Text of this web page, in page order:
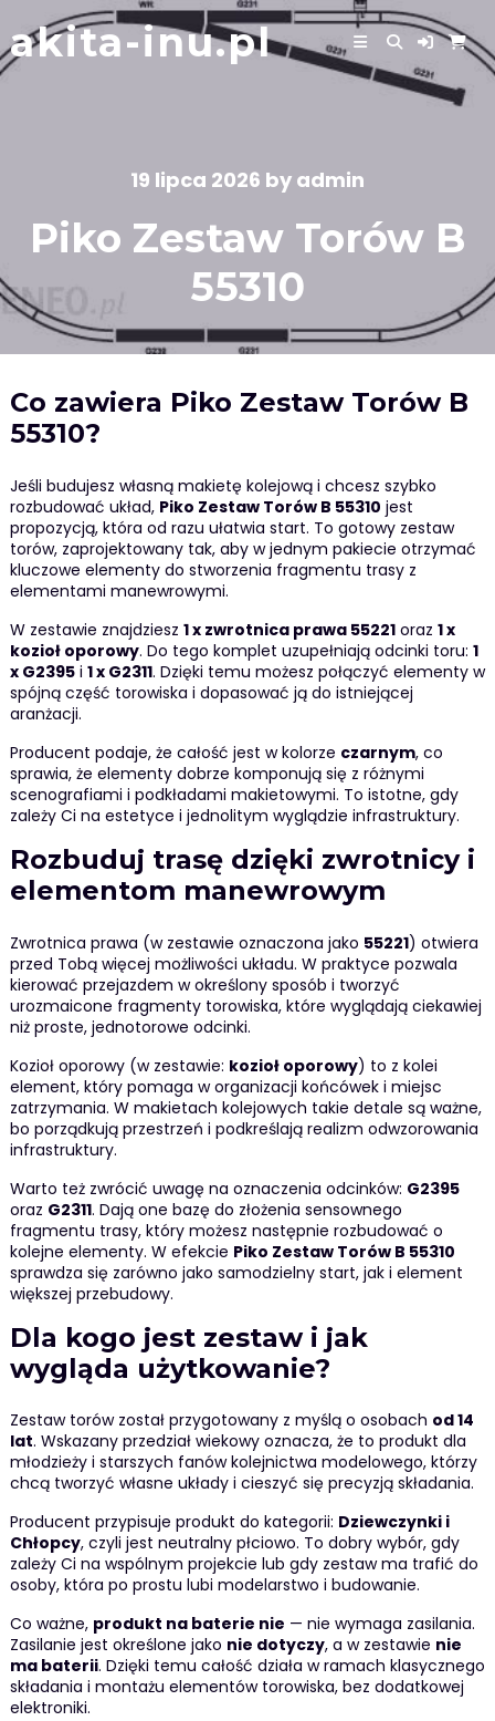
to
content
akita-inu.pl
19 lipca 2026 by admin
Piko Zestaw Torów B
55310
Co zawiera Piko Zestaw Torów B
55310?
Jeśli budujesz własną makietę kolejową i chcesz szybko
rozbudować układ, Piko Zestaw Torów B 55310 jest
propozycją, która od razu ułatwia start. To gotowy zestaw
torów, zaprojektowany tak, aby w jednym pakiecie otrzymać
kluczowe elementy do stworzenia fragmentu trasy z
elementami manewrowymi.
W zestawie znajdziesz 1 x zwrotnica prawa 55221oraz 1 x
kozioł oporowy. Do tego komplet uzupełniają odcinki toru: 1
x G2395i 1 x G2311. Dzięki temu możesz połączyć elementy w
spójną część torowiska i dopasować ją do istniejącej
aranżacji.
Producent podaje, że całość jest w kolorze czarnym, co
sprawia, że elementy dobrze komponują się z różnymi
scenografiami i podkładami makietowymi. To istotne, gdy
zależy Ci na estetyce i jednolitym wyglądzie infrastruktury.
Rozbuduj trasę dzięki zwrotnicy i
elementom manewrowym
Zwrotnica prawa (w zestawie oznaczona jako 55221) otwiera
przed Tobą więcej możliwości układu. W praktyce pozwala
kierować przejazdem w określony sposób i tworzyć
urozmaicone fragmenty torowiska, które wyglądają ciekawiej
niż proste, jednotorowe odcinki.
Kozioł oporowy (w zestawie: kozioł oporowy) to z kolei
element, który pomaga w organizacji końcówek i miejsc
zatrzymania. W makietach kolejowych takie detale są ważne,
bo porządkują przestrzeń i podkreślają realizm odwzorowania
infrastruktury.
Warto też zwrócić uwagę na oznaczenia odcinków: G2395
oraz G2311. Dają one bazę do złożenia sensownego
fragmentu trasy, który możesz następnie rozbudować o
kolejne elementy. W efekcie Piko Zestaw Torów B 55310
sprawdza się zarówno jako samodzielny start, jak i element
większej przebudowy.
Dla kogo jest zestaw i jak
wygląda użytkowanie?
Zestaw torów został przygotowany z myślą o osobach od 14
lat. Wskazany przedział wiekowy oznacza, że to produkt dla
młodzieży i starszych fanów kolejnictwa modelowego, którzy
chcą tworzyć własne układy i cieszyć się precyzją składania.
Producent przypisuje produkt do kategorii: Dziewczynki i
Chłopcy, czyli jest neutralny płciowo. To dobry wybór, gdy
zależy Ci na wspólnym projekcie lub gdy zestaw ma trafić do
osoby, która po prostu lubi modelarstwo i budowanie.
Co ważne, produkt na baterie nie — nie wymaga zasilania.
Zasilanie jest określone jako nie dotyczy, a w zestawie nie
ma baterii. Dzięki temu całość działa w ramach klasycznego
składania i montażu elementów torowiska, bez dodatkowej
elektroniki.